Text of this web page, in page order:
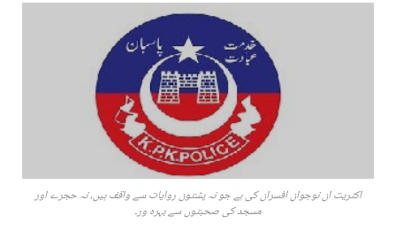
اکثریت ان نوجوان افسران کی ہے جو نہ پشتون روایات سے واقف ہیں، نہ حجرے اور
مسجد کی صحبتوں سے بہرہ ور۔